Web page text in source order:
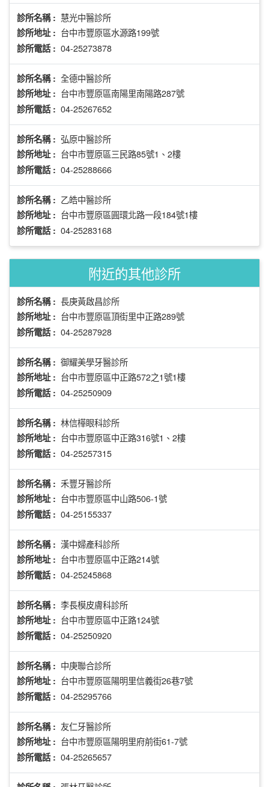
診所名稱 : 慧光中醫診所
診所地址 : 台中市豐原區水源路199號
診所電話 : 04-25273878
診所名稱 : 全德中醫診所
診所地址 : 台中市豐原區南陽里南陽路287號
診所電話 : 04-25267652
診所名稱 : 弘原中醫診所
診所地址 : 台中市豐原區三民路85號1、2樓
診所電話 : 04-25288666
診所名稱 : 乙皓中醫診所
診所地址 : 台中市豐原區圓環北路一段184號1樓
診所電話 : 04-25283168
附近的其他診所
診所名稱 : 長庚黃啟昌診所
診所地址 : 台中市豐原區頂街里中正路289號
診所電話 : 04-25287928
診所名稱 : 御耀美學牙醫診所
診所地址 : 台中市豐原區中正路572之1號1樓
診所電話 : 04-25250909
診所名稱 : 林信樺眼科診所
診所地址 : 台中市豐原區中正路316號1、2樓
診所電話 : 04-25257315
診所名稱 : 禾豐牙醫診所
診所地址 : 台中市豐原區中山路506-1號
診所電話 : 04-25155337
診所名稱 : 漢中婦產科診所
診所地址 : 台中市豐原區中正路214號
診所電話 : 04-25245868
診所名稱 : 李長模皮膚科診所
診所地址 : 台中市豐原區中正路124號
診所電話 : 04-25250920
診所名稱 : 中庚聯合診所
診所地址 : 台中市豐原區陽明里信義街26巷7號
診所電話 : 04-25295766
診所名稱 : 友仁牙醫診所
診所地址 : 台中市豐原區陽明里府前街61-7號
診所電話 : 04-25265657